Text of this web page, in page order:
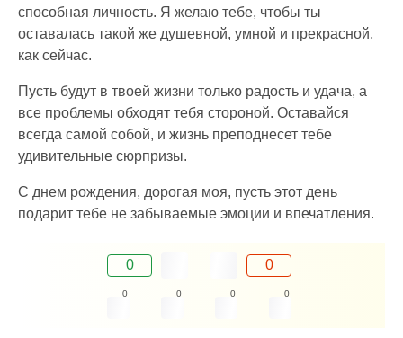
способная личность. Я желаю тебе, чтобы ты
оставалась такой же душевной, умной и прекрасной,
как сейчас.
Пусть будут в твоей жизни только радость и удача, а
все проблемы обходят тебя стороной. Оставайся
всегда самой собой, и жизнь преподнесет тебе
удивительные сюрпризы.
С днем рождения, дорогая моя, пусть этот день
подарит тебе не забываемые эмоции и впечатления.
0 0
0 0 0 0